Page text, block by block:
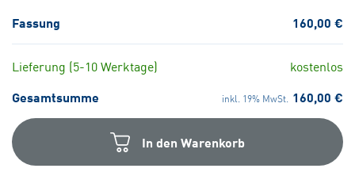
Fassung 160,00 €
Lieferung (5-10 Werktage)
kostenlos
Gesamtsumme
inkl. 19% MwSt. 160,00 €
In den Warenkorb